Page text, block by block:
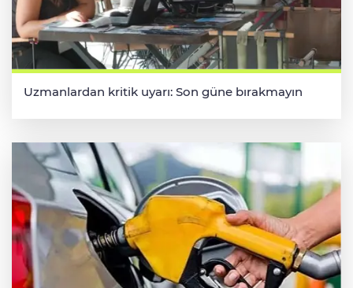
Uzmanlardan kritik uyarı: Son güne bırakmayın